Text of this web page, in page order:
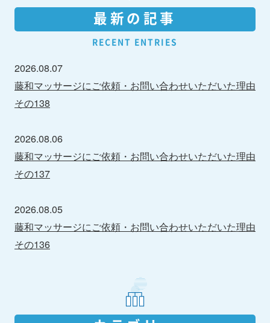
最新の記事
RECENT ENTRIES
2026.08.07
藤和マッサージにご依頼・お問い合わせいただいた理由
その138
2026.08.06
藤和マッサージにご依頼・お問い合わせいただいた理由
その137
2026.08.05
藤和マッサージにご依頼・お問い合わせいただいた理由
その136